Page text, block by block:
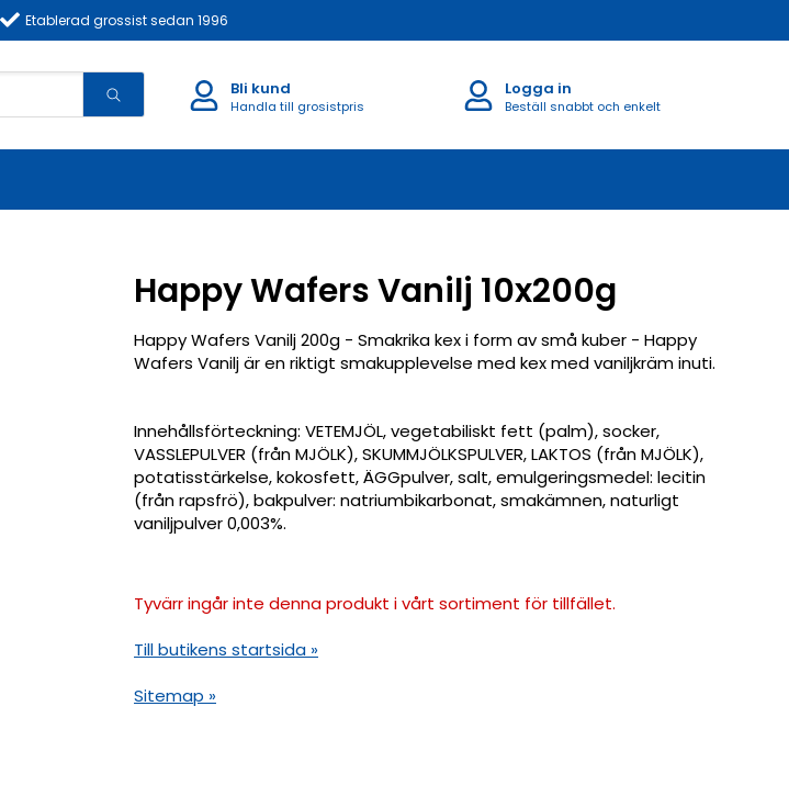
Etablerad grossist sedan 1996
Bli kund
Handla till grosistpris
Logga in
Beställ snabbt och enkelt
Happy Wafers Vanilj 10x200g
Happy Wafers Vanilj 200g - Smakrika kex i form av små kuber - Happy
Wafers Vanilj är en riktigt smakupplevelse med kex med vaniljkräm inuti.
Innehållsförteckning: VETEMJÖL, vegetabiliskt fett (palm), socker,
VASSLEPULVER (från MJÖLK), SKUMMJÖLKSPULVER, LAKTOS (från MJÖLK),
potatisstärkelse, kokosfett, ÄGGpulver, salt, emulgeringsmedel: lecitin
(från rapsfrö), bakpulver: natriumbikarbonat, smakämnen, naturligt
vaniljpulver 0,003%.
Tyvärr ingår inte denna produkt i vårt sortiment för tillfället.
Till butikens startsida »
Sitemap »